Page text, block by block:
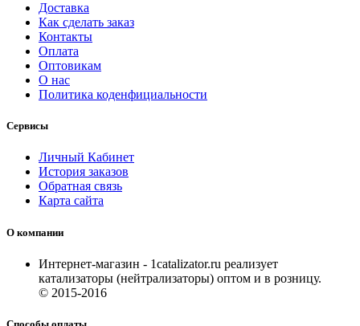
Доставка
Как сделать заказ
Контакты
Оплата
Оптовикам
О нас
Политика коденфициальности
Сервисы
Личный Кабинет
История заказов
Обратная связь
Карта сайта
О компании
Интернет-магазин - 1catalizator.ru реализует
катализаторы (нейтрализаторы) оптом и в розницу.
© 2015-2016